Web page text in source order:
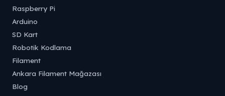
Raspberry Pi
Arduino
SD Kart
Robotik Kodlama
Filament
Ankara Filament Mağazası
Blog